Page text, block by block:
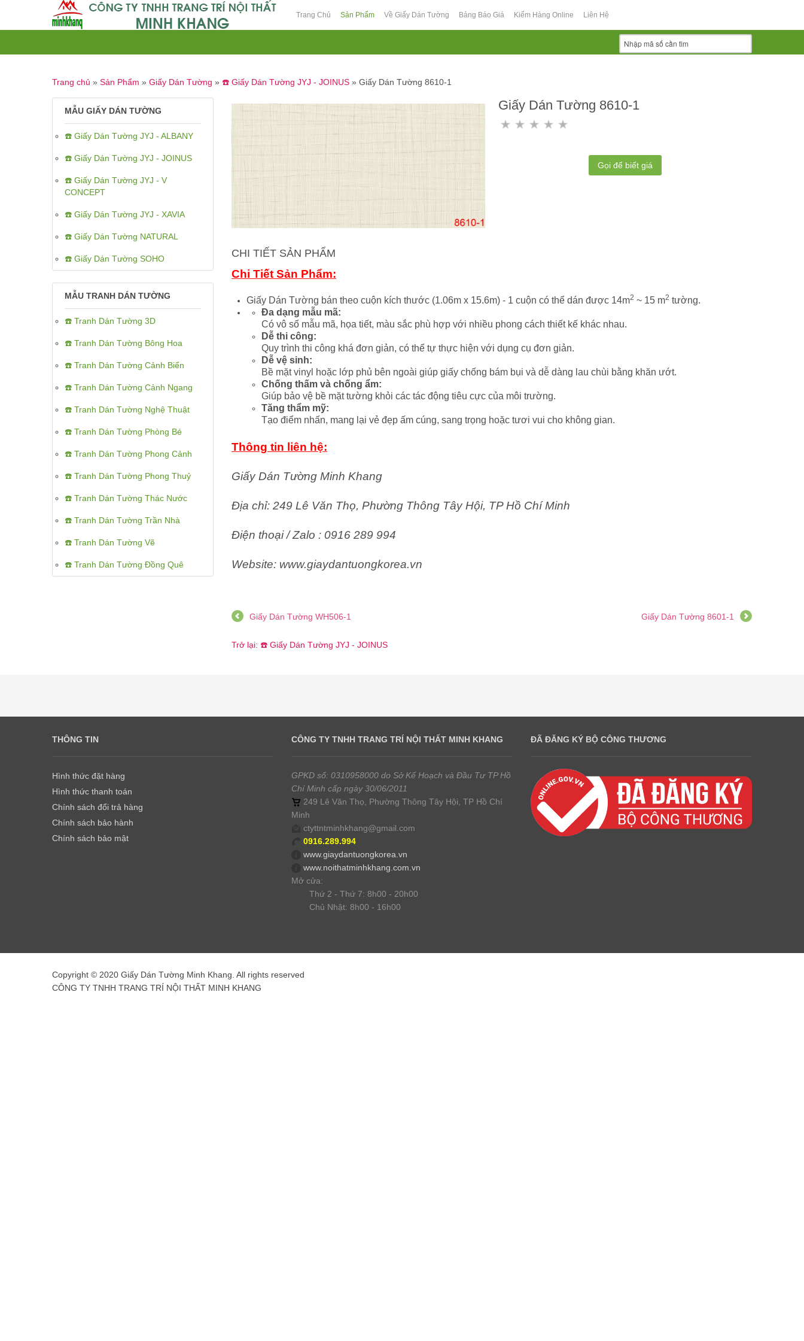
Trang Chủ Sản Phẩm Về Giấy Dán Tường Bảng Báo Giá Kiểm Hàng Online Liên Hệ
Trang chủ » Sản Phẩm » Giấy Dán Tường » ☎️ Giấy Dán Tường JYJ - JOINUS » Giấy Dán Tường 8610-1
MẪU GIẤY DÁN TƯỜNG
☎️ Giấy Dán Tường JYJ - ALBANY
☎️ Giấy Dán Tường JYJ - JOINUS
☎️ Giấy Dán Tường JYJ - V
CONCEPT
☎️ Giấy Dán Tường JYJ - XAVIA
☎️ Giấy Dán Tường NATURAL
☎️ Giấy Dán Tường SOHO
MẪU TRANH DÁN TƯỜNG
☎️ Tranh Dán Tường 3D
☎️ Tranh Dán Tường Bông Hoa
☎️ Tranh Dán Tường Cảnh Biển
☎️ Tranh Dán Tường Cảnh Ngang
☎️ Tranh Dán Tường Nghệ Thuật
☎️ Tranh Dán Tường Phòng Bé
☎️ Tranh Dán Tường Phong Cảnh
☎️ Tranh Dán Tường Phong Thuỷ
☎️ Tranh Dán Tường Thác Nước
☎️ Tranh Dán Tường Trần Nhà
☎️ Tranh Dán Tường Vẽ
☎️ Tranh Dán Tường Đồng Quê
Giấy Dán Tường 8610-1
Gọi để biết giá
CHI TIẾT SẢN PHẨM
Chi Tiết Sản Phẩm:
Giấy Dán Tường bán theo cuộn kích thước (1.06m x 15.6m) - 1 cuộn có thể dán được 14m2 ~ 15 m2 tường.
Đa dạng mẫu mã:
Có vô số mẫu mã, họa tiết, màu sắc phù hợp với nhiều phong cách thiết kế khác nhau.
Dễ thi công:
Quy trình thi công khá đơn giản, có thể tự thực hiện với dụng cụ đơn giản.
Dễ vệ sinh:
Bề mặt vinyl hoặc lớp phủ bên ngoài giúp giấy chống bám bụi và dễ dàng lau chùi bằng khăn ướt.
Chống thấm và chống ẩm:
Giúp bảo vệ bề mặt tường khỏi các tác động tiêu cực của môi trường.
Tăng thẩm mỹ:
Tạo điểm nhấn, mang lại vẻ đẹp ấm cúng, sang trọng hoặc tươi vui cho không gian.
Thông tin liên hệ:
Giấy Dán Tường Minh Khang
Địa chỉ: 249 Lê Văn Thọ, Phường Thông Tây Hội, TP Hồ Chí Minh
Điện thoại / Zalo : 0916 289 994
Website: www.giaydantuongkorea.vn
Giấy Dán Tường 8601-1
Giấy Dán Tường WH506-1
Trở lại: ☎️ Giấy Dán Tường JYJ - JOINUS
THÔNG TIN
Hình thức đặt hàng
Hình thức thanh toán
Chính sách đổi trả hàng
Chính sách bảo hành
Chính sách bảo mật
CÔNG TY TNHH TRANG TRÍ NỘI THẤT MINH KHANG
GPKD số: 0310958000 do Sở Kế Hoạch và Đầu Tư TP Hồ
Chí Minh cấp ngày 30/06/2011
249 Lê Văn Thọ, Phường Thông Tây Hội, TP Hồ Chí
Minh
ctyttntminhkhang@gmail.com
0916.289.994
www.giaydantuongkorea.vn
www.noithatminhkhang.com.vn
Mở cửa:
Thứ 2 - Thứ 7: 8h00 - 20h00
Chủ Nhật: 8h00 - 16h00
ĐÃ ĐĂNG KÝ BỘ CÔNG THƯƠNG
Copyright © 2020 Giấy Dán Tường Minh Khang. All rights reserved
CÔNG TY TNHH TRANG TRÍ NỘI THẤT MINH KHANG